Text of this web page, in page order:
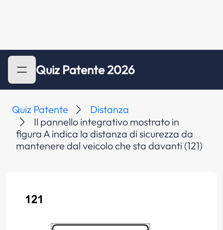
Quiz Patente 2026
Quiz Patente
Distanza
Il pannello integrativo mostrato in
figura A indica la distanza di sicurezza da
mantenere dal veicolo che sta davanti (121)